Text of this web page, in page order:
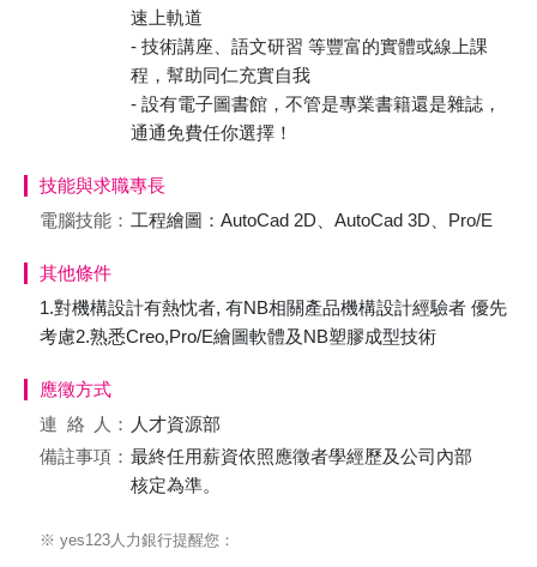
速上軌道
- 技術講座、語文研習 等豐富的實體或線上課
程，幫助同仁充實自我
- 設有電子圖書館，不管是專業書籍還是雜誌，
通通免費任你選擇！
技能與求職專長
電腦技能： 工程繪圖：AutoCad 2D、AutoCad 3D、Pro/E
其他條件
1.對機構設計有熱忱者, 有NB相關產品機構設計經驗者 優先
考慮2.熟悉Creo,Pro/E繪圖軟體及NB塑膠成型技術
應徵方式
連絡
人： 人才資源部
備註事項： 最終任用薪資依照應徵者學經歷及公司內部
核定為準。
※ yes123人力銀行提醒您：